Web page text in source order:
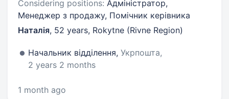
Considering positions: Адміністратор,
Менеджер з продажу, Помічник керівника
Наталія, 52 years, Rokytne (Rivne Region)
Начальник відділення, Укрпошта,
2 years 2 months
1 month ago